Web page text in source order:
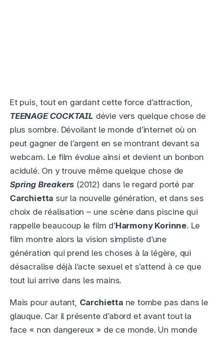
Et puis, tout en gardant cette force d’attraction,
TEENAGE COCKTAIL dévie vers quelque chose de
plus sombre. Dévoilant le monde d’internet où on
peut gagner de l’argent en se montrant devant sa
webcam. Le film évolue ainsi et devient un bonbon
acidulé. On y trouve même quelque chose de
Spring Breakers (2012) dans le regard porté par
Carchietta sur la nouvelle génération, et dans ses
choix de réalisation – une scène dans piscine qui
rappelle beaucoup le film d’Harmony Korinne. Le
film montre alors la vision simpliste d’une
génération qui prend les choses à la légère, qui
désacralise déjà l’acte sexuel et s’attend à ce que
tout lui arrive dans les mains.
Mais pour autant, Carchietta ne tombe pas dans le
glauque. Car il présente d’abord et avant tout la
face « non dangereux » de ce monde. Un monde